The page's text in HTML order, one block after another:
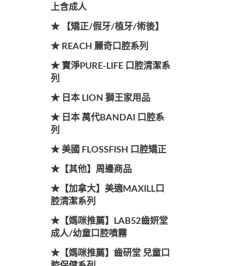
上含成人
★ 【矯正/假牙/植牙/術後】
★ REACH 麗奇口腔系列
★ 寶淨PURE-LIFE 口腔清潔系
列
★ 日本 LION 獅王家用品
★ 日本 萬代BANDAI 口腔系
列
★ 美國 FLOSSFISH 口腔矯正
★【其他】周邊商品
★【加拿大】美適MAXILL口
腔清潔系列
★【媽咪推薦】LAB52齒妍堂
成人/幼童口腔噴霧
★【媽咪推薦】齒研堂 兒童口